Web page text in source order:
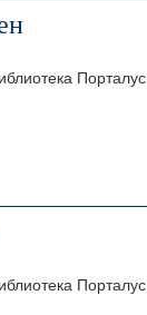
Порталус
Порталус